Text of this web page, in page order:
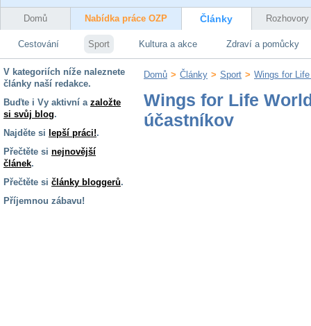
Domů Nabídka práce OZP Články Rozhovory
Cestování Sport Kultura a akce Zdraví a pomůcky
V kategoriích níže naleznete
články naší redakce.
Buďte i Vy aktivní a založte
si svůj blog.
Najděte si lepší práci!.
Přečtěte si nejnovější
článek.
Přečtěte si články bloggerů.
Příjemnou zábavu!
Domů > Články > Sport > Wings for
Wings for Life
účastníkov